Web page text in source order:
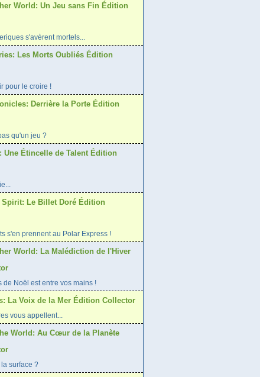
World: Un Jeu sans Fin Édition
s'avèrent mortels...
Les Morts Oubliés Édition
pour le croire !
Derrière la Porte Édition
qu'un jeu ?
Une Étincelle de Talent Édition
Spirit: Le Billet Doré Édition
s'en prennent au Polar Express !
World: La Malédiction de l'Hiver
de Noël est entre vos mains !
La Voix de la Mer Édition Collector
vous appellent...
World: Au Cœur de la Planète
surface ?